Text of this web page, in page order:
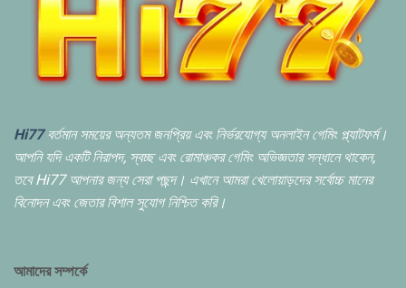
Hi77বর্তমান সময়ের অন্যতম জনপ্রিয় এবং নির্ভরযোগ্য অনলাইন গেমিং প্ল্যাটফর্ম।
আপনি যদি একটি নিরাপদ, স্বচ্ছ এবং রোমাঞ্চকর গেমিং অভিজ্ঞতার সন্ধানে থাকেন,
তবে Hi77 আপনার জন্য সেরা পছন্দ। এখানে আমরা খেলোয়াড়দের সর্বোচ্চ মানের
বিনোদন এবং জেতার বিশাল সুযোগ নিশ্চিত করি।
আমাদের সম্পর্কে